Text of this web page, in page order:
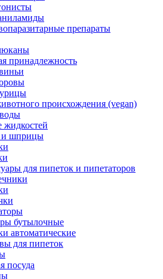
препараты
принадлежность
происхождения (vegan)
жидкостей
и шприцы
для пипеток и пипетаторов
бутылочные
автоматические
для пипеток
посуда